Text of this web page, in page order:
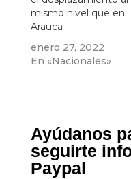
mismo nivel que en
Arauca
enero 27, 2022
En «Nacionales»
Ayúdanos
seguirte
Paypal